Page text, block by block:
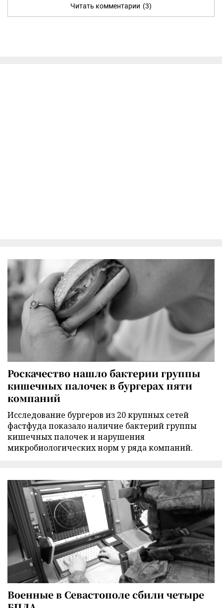
Читать комментарии (3)
Роскачество нашло бактерии группы
кишечных палочек в бургерах пяти
компаний
Исследование бургеров из 20 крупных сетей
фастфуда показало наличие бактерий группы
кишечных палочек и нарушения
микробиологических норм у ряда компаний.
Военные в Севастополе сбили четыре